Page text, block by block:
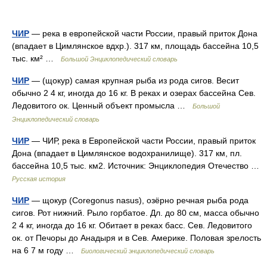
ЧИР — река в европейской части России, правый приток Дона
(впадает в Цимлянское вдхр.). 317 км, площадь бассейна 10,5
тыс. км² …
Большой Энциклопедический словарь
ЧИР — (щокур) самая крупная рыба из рода сигов. Весит
обычно 2 4 кг, иногда до 16 кг. В реках и озерах бассейна Сев.
Ледовитого ок. Ценный объект промысла …
Большой
Энциклопедический словарь
ЧИР — ЧИР, река в Европейской части России, правый приток
Дона (впадает в Цимлянское водохранилище). 317 км, пл.
бассейна 10,5 тыс. км2. Источник: Энциклопедия Отечество …
Русская история
ЧИР — щокур (Coregonus nasus), озёрно речная рыба рода
сигов. Рот нижний. Рыло горбатое. Дл. до 80 см, масса обычно
2 4 кг, иногда до 16 кг. Обитает в реках басс. Сев. Ледовитого
ок. от Печоры до Анадыря и в Сев. Америке. Половая зрелость
на 6 7 м году …
Биологический энциклопедический словарь